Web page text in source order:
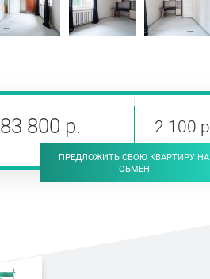
83 800 р. 2 100 р
ПРЕДЛОЖИТЬ СВОЮ КВАРТИРУ НА
ОБМЕН